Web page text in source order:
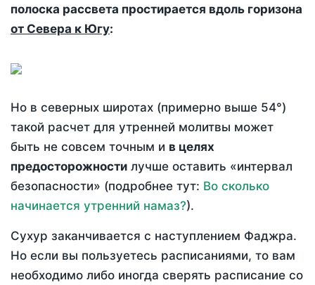
полоска рассвета простирается вдоль горизона
от Севера к Югу:
Но в северных широтах (примерно выше 54°)
такой расчет для утренней молитвы может
быть не совсем точным и в целях
предосторожности лучше оставить «интервал
безопасности» (подробнее тут: Во сколько
начинается утренний намаз?).
Сухур заканчивается с наступлением Фаджра.
Но если вы пользуетесь расписаниями, то вам
необходимо либо иногда сверять расписание со